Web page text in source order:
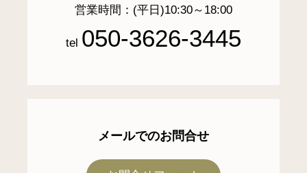
営業時間：(平日)10:30～18:00
tel 050-3626-3445
メールでのお問合せ